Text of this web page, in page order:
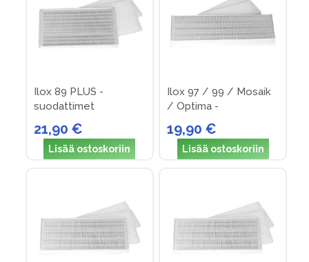
Ilox 89 PLUS -
suodattimet
21,90 €
Lisää ostoskoriin
Ilox 97 / 99 / Mosaik
/ Optima -
19,90 €
Lisää ostoskoriin